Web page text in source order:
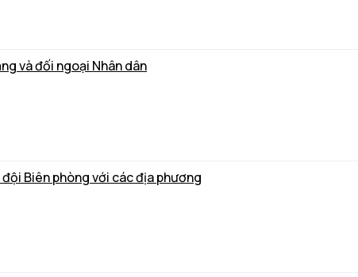
và đối ngoại Nhân dân
Biên phòng với các địa phương